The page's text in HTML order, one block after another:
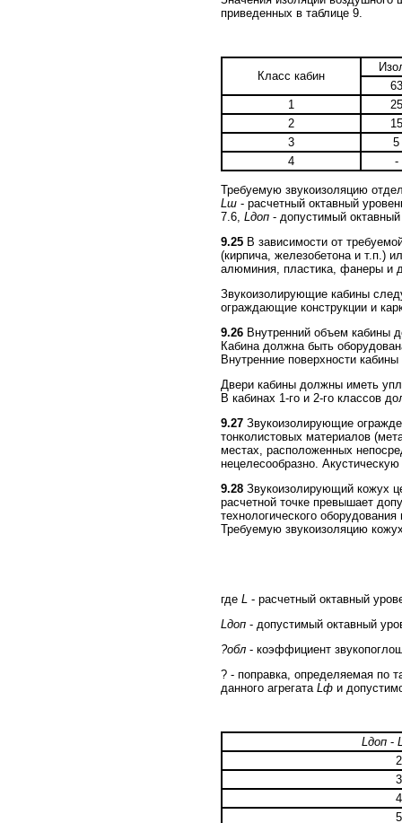
приведенных в таблице 9.
Класс кабин
63
1
25
2
15
3
5
4
-
Требуемую звукоизоляцию
Lш - расчетный октавный
7.6, Lдоп - допустимый
9.25 В зависимости от
(кирпича, железобетона и т.п.)
алюминия, пластика, фанеры и
Звукоизолирующие кабины
ограждающие конструкции и
9.26 Внутренний объем кабины
Кабина должна быть
Внутренние поверхности
Двери кабины должны иметь
В кабинах 1-го и 2-го классов
9.27 Звукоизолирующие
тонколистовых материалов
местах, расположенных
нецелесообразно.
9.28 Звукоизолирующий кожух
расчетной точке превышает
технологического
Требуемую звукоизоляцию
где L - расчетный октавный
Lдоп - допустимый октавный
?обл - коэффициент
? - поправка, определяемая по
данного агрегата Lф и
Lдоп -
2
3
4
5